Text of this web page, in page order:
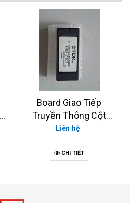
Board Giao Tiếp
Truyền Thông Cột
Bơm TATSUNO (XE,
Liên hệ
CHI TIẾT